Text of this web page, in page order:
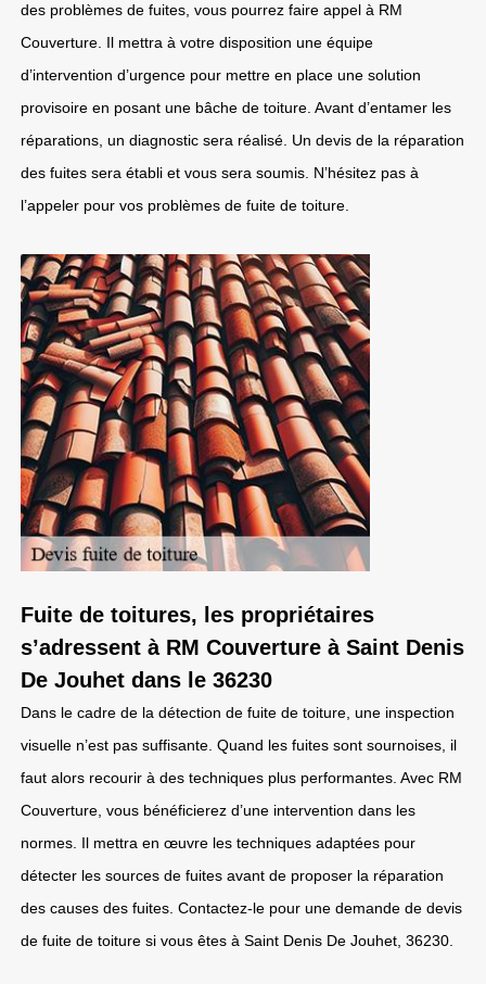
des problèmes de fuites, vous pourrez faire appel à RM
Couverture. Il mettra à votre disposition une équipe
d’intervention d’urgence pour mettre en place une solution
provisoire en posant une bâche de toiture. Avant d’entamer les
réparations, un diagnostic sera réalisé. Un devis de la réparation
des fuites sera établi et vous sera soumis. N’hésitez pas à
l’appeler pour vos problèmes de fuite de toiture.
Fuite de toitures, les propriétaires
s’adressent à RM Couverture à Saint Denis
De Jouhet dans le 36230
Dans le cadre de la détection de fuite de toiture, une inspection
visuelle n’est pas suffisante. Quand les fuites sont sournoises, il
faut alors recourir à des techniques plus performantes. Avec RM
Couverture, vous bénéficierez d’une intervention dans les
normes. Il mettra en œuvre les techniques adaptées pour
détecter les sources de fuites avant de proposer la réparation
des causes des fuites. Contactez-le pour une demande de devis
de fuite de toiture si vous êtes à Saint Denis De Jouhet, 36230.